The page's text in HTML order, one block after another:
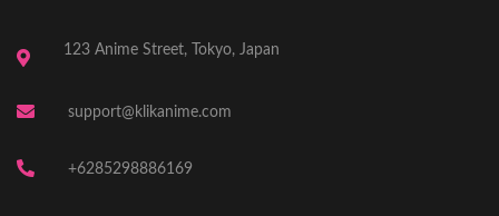
123 Anime Street, Tokyo, Japan
support@klikanime.com
+6285298886169